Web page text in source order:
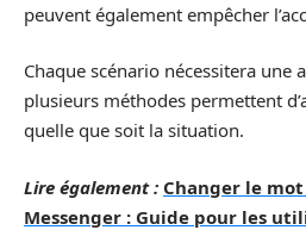
peuvent également empêcher
Chaque scénario nécessitera une
plusieurs méthodes permettent
quelle que soit la situation.
Lire également : Changer le
Messenger : Guide pour les